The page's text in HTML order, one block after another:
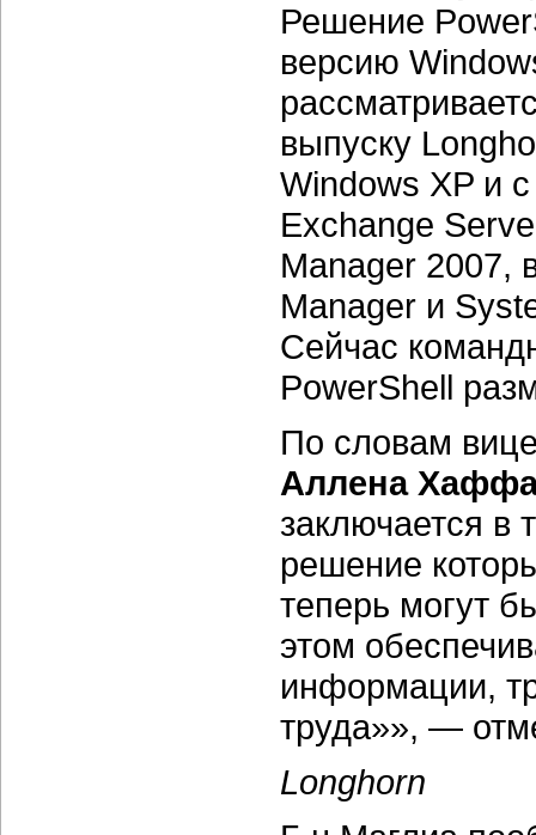
Решение
версию
выпуску
Windows XP и
Exchange
Manager 2007,
Manager и
Сейчас
PowerShell
По словам
Аллена
заключается в
решение
теперь могут
этом
информации,
труда»», —
Longhorn